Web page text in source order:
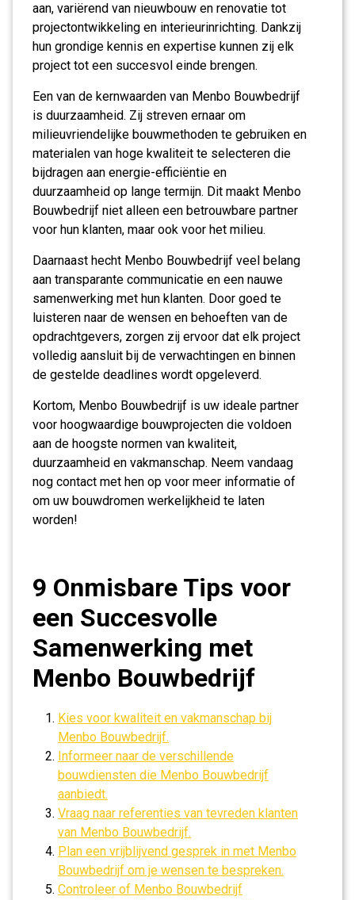
aan, variërend van nieuwbouw en renovatie tot
projectontwikkeling en interieurinrichting. Dankzij
hun grondige kennis en expertise kunnen zij elk
project tot een succesvol einde brengen.
Een van de kernwaarden van Menbo Bouwbedrijf
is duurzaamheid. Zij streven ernaar om
milieuvriendelijke bouwmethoden te gebruiken en
materialen van hoge kwaliteit te selecteren die
bijdragen aan energie-efficiëntie en
duurzaamheid op lange termijn. Dit maakt Menbo
Bouwbedrijf niet alleen een betrouwbare partner
voor hun klanten, maar ook voor het milieu.
Daarnaast hecht Menbo Bouwbedrijf veel belang
aan transparante communicatie en een nauwe
samenwerking met hun klanten. Door goed te
luisteren naar de wensen en behoeften van de
opdrachtgevers, zorgen zij ervoor dat elk project
volledig aansluit bij de verwachtingen en binnen
de gestelde deadlines wordt opgeleverd.
Kortom, Menbo Bouwbedrijf is uw ideale partner
voor hoogwaardige bouwprojecten die voldoen
aan de hoogste normen van kwaliteit,
duurzaamheid en vakmanschap. Neem vandaag
nog contact met hen op voor meer informatie of
om uw bouwdromen werkelijkheid te laten
worden!
9 Onmisbare Tips voor
een Succesvolle
Samenwerking met
Menbo Bouwbedrijf
Kies voor kwaliteit en vakmanschap bij
Menbo Bouwbedrijf.
Informeer naar de verschillende
bouwdiensten die Menbo Bouwbedrijf
aanbiedt.
Vraag naar referenties van tevreden klanten
van Menbo Bouwbedrijf.
Plan een vrijblijvend gesprek in met Menbo
Bouwbedrijf om je wensen te bespreken.
Controleer of Menbo Bouwbedrijf